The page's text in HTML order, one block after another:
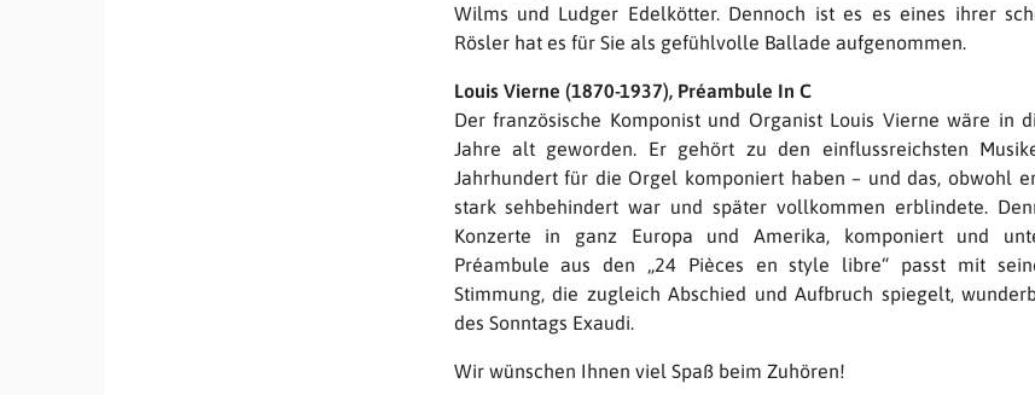
Wilms und Ludger Edelkötter. Dennoch ist es es eines ihrer
Rösler hat es für Sie als gefühlvolle Ballade aufgenommen.
Louis Vierne (1870-1937), Préambule In C
Der französische Komponist und Organist Louis Vierne wäre in
Jahre alt geworden. Er gehört zu den einflussreichsten
Jahrhundert für die Orgel komponiert haben – und das, obwohl
stark sehbehindert war und später vollkommen erblindete.
Konzerte in ganz Europa und Amerika, komponiert und
Préambule aus den „24 Pièces en style libre“ passt mit
Stimmung, die zugleich Abschied und Aufbruch spiegelt,
des Sonntags Exaudi.
Wir wünschen Ihnen viel Spaß beim Zuhören!